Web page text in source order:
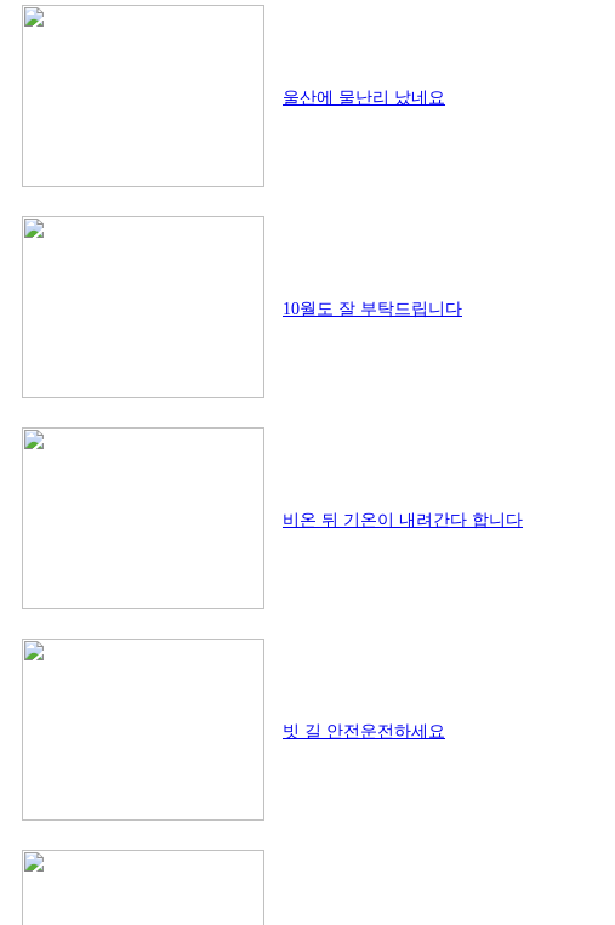
울산에 물난리 났네요
10월도 잘 부탁드립니다
비온 뒤 기온이 내려간다 합니다
빗 길 안전운전하세요